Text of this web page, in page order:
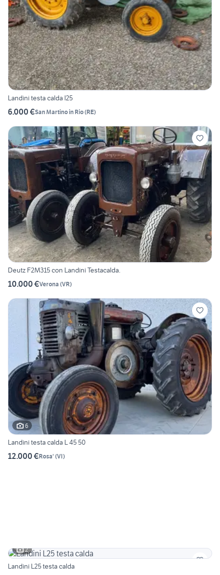
Landini testa calda l25
6.000 €San Martino in Rio(RE)
Deutz F2M315 con Landini Testacalda.
10.000 €Verona (VR)
6
Landini testa calda L 45 50
12.000 €Rosa' (VI)
2
Landini L25 testa calda